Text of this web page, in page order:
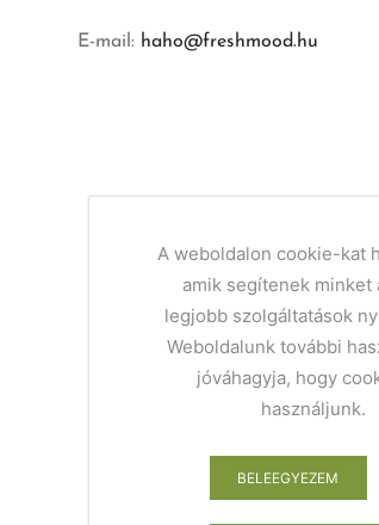
E-mail: haho@freshmood.hu
A weboldalon cookie-kat
amik segítenek minket
legjobb szolgáltatások
Weboldalunk további
jóváhagyja, hogy
használjunk.
BELEEGYEZEM